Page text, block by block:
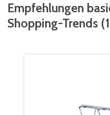
Empfehlungen
Shopping-Trends (